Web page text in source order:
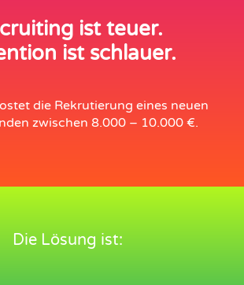
ist teuer.
ist schlauer.
die Rekrutierung eines neuen
zwischen 8.000 – 10.000 €.
Die Lösung ist: